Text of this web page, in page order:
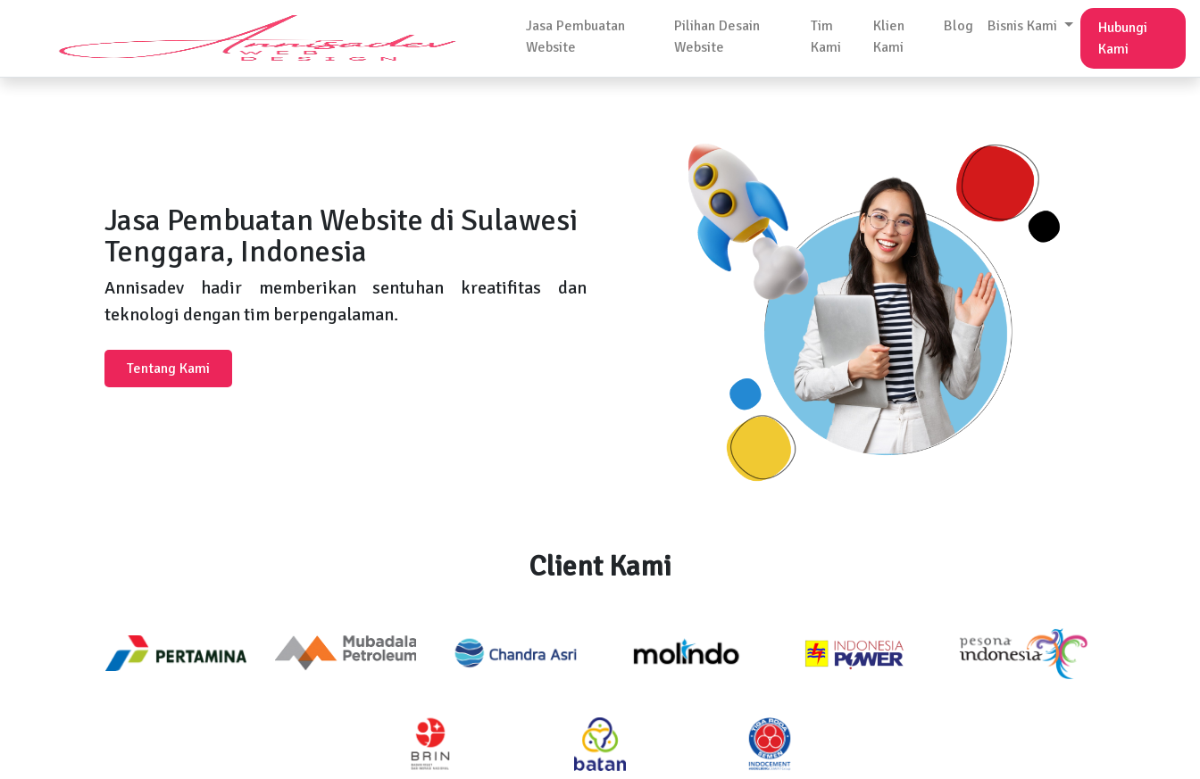
Jasa Pembuatan
Website
Pilihan Desain
Website
Tim
Kami
Klien
Kami
Blog Bisnis Kami
Hubungi
Kami
Jasa Pembuatan Website di Sulawesi
Tenggara, Indonesia
Annisadev hadir memberikan sentuhan kreatifitas dan
teknologi dengan tim berpengalaman.
Tentang Kami
Client Kami